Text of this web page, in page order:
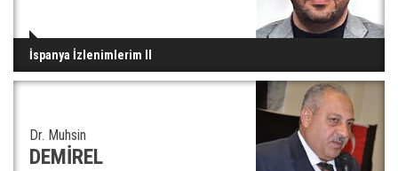
İspanya İzlenimlerim II
Dr. Muhsin
DEMİREL